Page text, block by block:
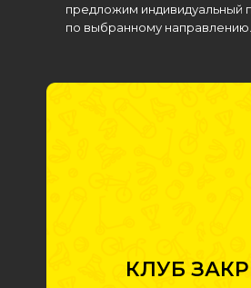
предложим индивидуальный
по выбранному направлению.
КЛУБ